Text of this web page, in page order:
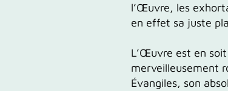
l’Œuvre, les
en effet sa juste
L’Œuvre est en
merveilleusement
Évangiles, son